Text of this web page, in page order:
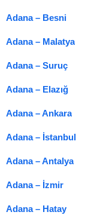
Adana – Besni
Adana – Malatya
Adana – Suruç
Adana – Elazığ
Adana – Ankara
Adana – İstanbul
Adana – Antalya
Adana – İzmir
Adana – Hatay